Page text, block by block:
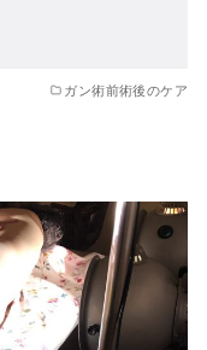
ガン術前術後のケア